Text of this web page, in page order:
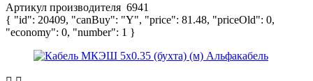
Артикул производителя 6941
{ "id": 20409, "canBuy": "Y", "price": 81.48, "priceOld": 0,
"economy": 0, "number": 1 }